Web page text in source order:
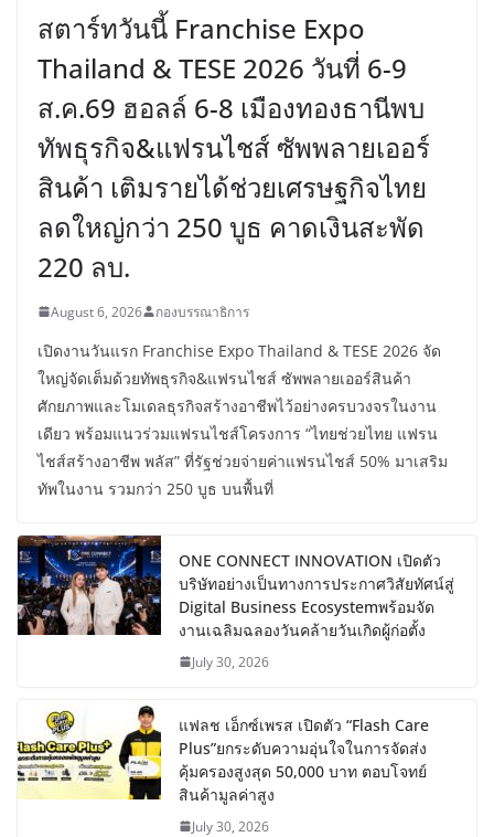
สตาร์ทวันนี้ Franchise Expo
Thailand & TESE 2026 วันที่ 6-9
ส.ค.69 ฮอลล์ 6-8 เมืองทองธานีพบ
ทัพธุรกิจ&แฟรนไชส์ ซัพพลายเออร์
สินค้า เติมรายได้ช่วยเศรษฐกิจไทย
ลดใหญ่กว่า 250 บูธ คาดเงินสะพัด
220 ลบ.
August 6, 2026 กองบรรณาธิการ
เปิดงานวันแรก Franchise Expo Thailand & TESE 2026 จัด
ใหญ่จัดเต็มด้วยทัพธุรกิจ&แฟรนไชส์ ซัพพลายเออร์สินค้า
ศักยภาพและโมเดลธุรกิจสร้างอาชีพไว้อย่างครบวงจรในงาน
เดียว พร้อมแนวร่วมแฟรนไชส์โครงการ “ไทยช่วยไทย แฟรน
ไชส์สร้างอาชีพ พลัส” ที่รัฐช่วยจ่ายค่าแฟรนไชส์ 50% มาเสริม
ทัพในงาน รวมกว่า 250 บูธ บนพื้นที่
ONE CONNECT INNOVATION เปิดตัว
บริษัทอย่างเป็นทางการประกาศวิสัยทัศน์สู่
Digital Business Ecosystemพร้อมจัด
งานเฉลิมฉลองวันคล้ายวันเกิดผู้ก่อตั้ง
July 30, 2026
แฟลช เอ็กซ์เพรส เปิดตัว “Flash Care
Plus”ยกระดับความอุ่นใจในการจัดส่ง
คุ้มครองสูงสุด 50,000 บาท ตอบโจทย์
สินค้ามูลค่าสูง
July 30, 2026